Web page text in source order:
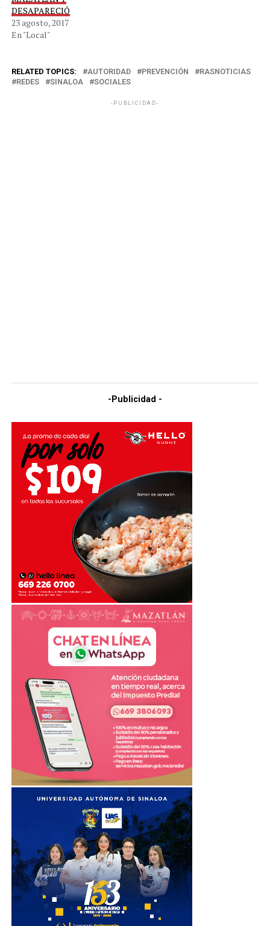
DESAPARECIÓ
23 agosto, 2017
En "Local"
RELATED TOPICS: AUTORIDAD PREVENCIÓN
RASNOTICIAS
REDES
SINALOA SOCIALES
-PUBLICIDAD-
-Publicidad -